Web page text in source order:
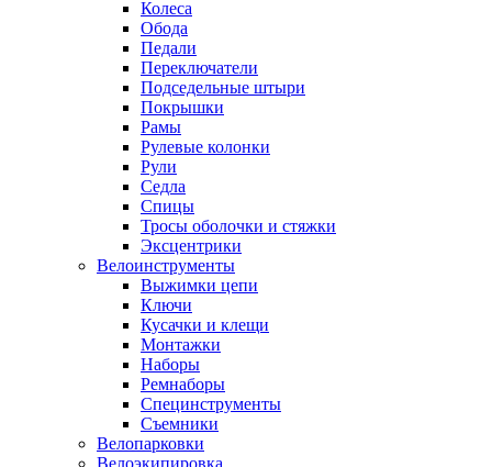
Колеса
Обода
Педали
Переключатели
Подседельные штыри
Покрышки
Рамы
Рулевые колонки
Рули
Седла
Спицы
Тросы оболочки и стяжки
Эксцентрики
Велоинструменты
Выжимки цепи
Ключи
Кусачки и клещи
Монтажки
Наборы
Ремнаборы
Специнструменты
Съемники
Велопарковки
Велоэкипировка